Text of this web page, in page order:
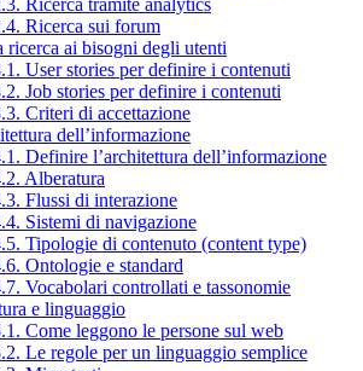
Ricerca sui forum
ricerca ai bisogni degli utenti
User stories per definire i contenuti
Job stories per definire i contenuti
Criteri di accettazione
dell’informazione
Definire l’architettura dell’informazione
Alberatura
Flussi di interazione
Sistemi di navigazione
Tipologie di contenuto (content type)
Ontologie e standard
Vocabolari controllati e tassonomie
e linguaggio
Come leggono le persone sul web
Le regole per un linguaggio semplice